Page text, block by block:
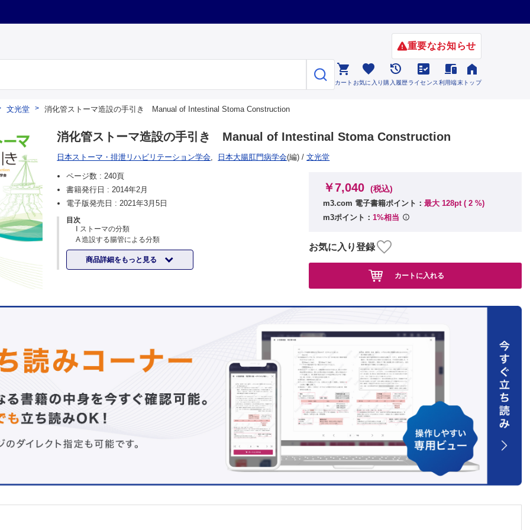
重要なお知らせ

カート

お気に入り

購入履歴

ライセンス

利用端末

トップ
文光堂 消化管ストーマ造設の手引き Manual of Intestinal Stoma Construction
消化管ストーマ造設の手引き Manual of Intestinal Stoma Construction
日本ストーマ・排泄リハビリテーション学会, 日本大腸肛門病学会(編) /文光堂
ページ数 :240頁
書籍発行日 :2014年2月
電子版発売日 :2021年3月5日
目次
Ⅰ ストーマの分類
A 造設する腸管による分類
B ストーマの形態による分類：単孔式ストーマ vs 双孔式ストーマ
C ストーマが造設されている期間による分類：一時的ストーマ vs
永久的ストーマ
C 術前ケアの目的と効果
D 術前ケアの実際
B 精神的サポートと受容
D ストーマサイトマーキングの実際
III 消化管ストーマ造設
2 双孔式ストーマ造設
B ループ式結腸ストーマ
商品詳細をもっと見る
￥7,040 (税込)
m3.com 電子書籍ポイント： 最大 128pt ( 2 %)
m3ポイント： 1%相当
お気に入り登録
カートに入れる